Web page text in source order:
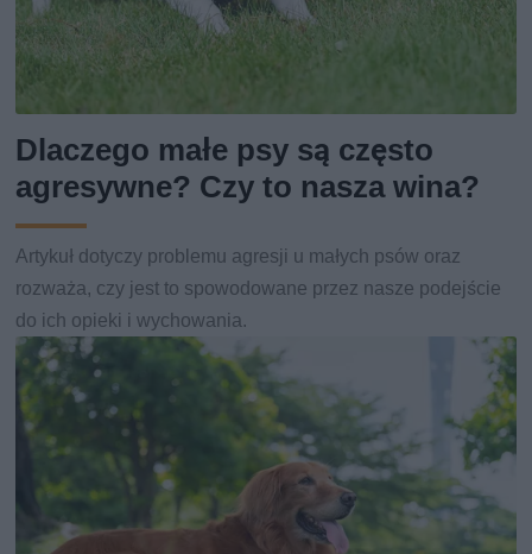
Dlaczego małe psy są często
agresywne? Czy to nasza wina?
Artykuł dotyczy problemu agresji u małych psów oraz
rozważa, czy jest to spowodowane przez nasze podejście
do ich opieki i wychowania.